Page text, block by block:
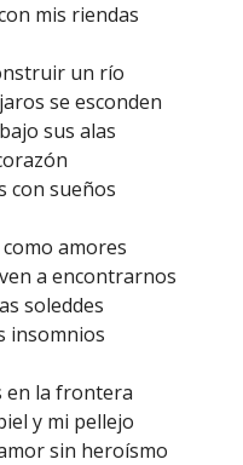
mis riendas
un río
se esconden
sus alas
con sueños
amores
a encontrarnos
soleddes
insomnios
en la frontera
y mi pellejo
sin heroísmo